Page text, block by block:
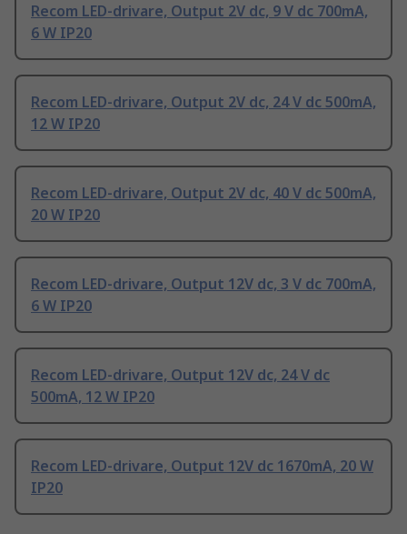
Recom LED-drivare, Output 2V dc, 9 V dc 700mA,
6 W IP20
Recom LED-drivare, Output 2V dc, 24 V dc 500mA,
12 W IP20
Recom LED-drivare, Output 2V dc, 40 V dc 500mA,
20 W IP20
Recom LED-drivare, Output 12V dc, 3 V dc 700mA,
6 W IP20
Recom LED-drivare, Output 12V dc, 24 V dc
500mA, 12 W IP20
Recom LED-drivare, Output 12V dc 1670mA, 20 W
IP20